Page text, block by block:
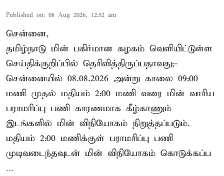
Published on: 08 Aug 2026, 12:52 am
சென்னை,
தமிழ்நாடு மின் பகிர்மான கழகம் வெளியிட்டுள்ள
செய்திக்குறிப்பில் தெரிவித்திருப்பதாவது;-
சென்னையில் 08.08.2026 அன்று காலை 09:00
மணி முதல் மதியம் 2:00 மணி வரை மின் வாரிய
பராமரிப்பு பணி காரணமாக கீழ்காணும்
இடங்களில் மின் விநியோகம் நிறுத்தப்படும்.
மதியம் 2:00 மணிக்குள் பராமரிப்பு பணி
முடிவடைந்தவுடன் மின் விநியோகம் கொடுக்கப்ப
...